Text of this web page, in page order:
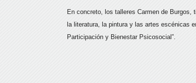
En concreto, los talleres Carmen de
la literatura, la pintura y las artes escénicas
Participación y Bienestar Psicosocial”.